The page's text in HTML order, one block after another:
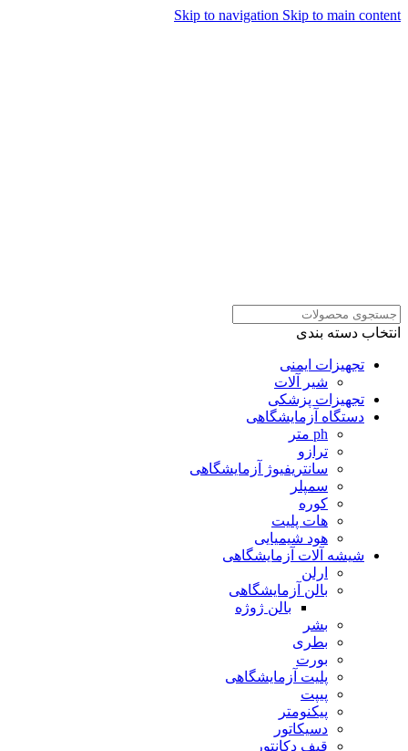
Skip to navigation Skip to main content
انتخاب دسته بندی
تجهیزات ایمنی
شیر آلات
تجهیزات پزشکی
دستگاه آزمایشگاهی
ph متر
ترازو
سانتریفیوژ آزمایشگاهی
سمپلر
کوره
هات پلیت
هود شیمیایی
شیشه آلات آزمایشگاهی
ارلن
بالن آزمایشگاهی
بالن ژوژه
بشر
بطری
بورت
پلیت آزمایشگاهی
پیپت
پیکنومتر
دسیکاتور
قیف دکانتور
همراهان علمینو به علت نوسانات